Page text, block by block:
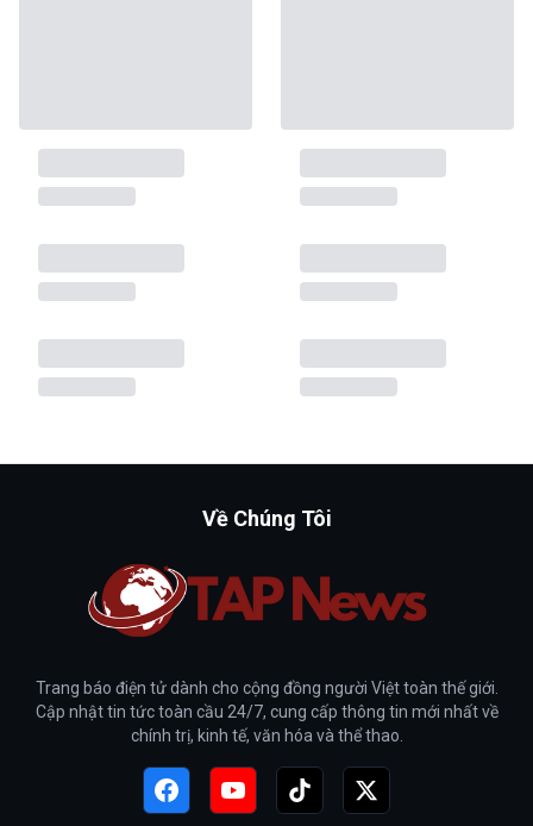
Về Chúng Tôi
Trang báo điện tử dành cho cộng đồng người Việt toàn thế giới.
Cập nhật tin tức toàn cầu 24/7, cung cấp thông tin mới nhất về
chính trị, kinh tế, văn hóa và thể thao.